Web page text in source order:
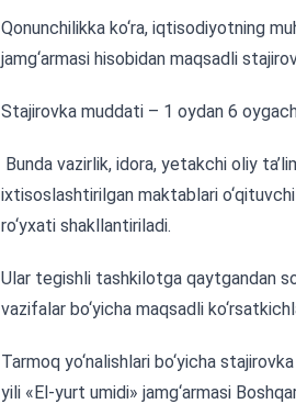
Qonunchilikka ko‘ra, iqtisodiyotning
jamg‘armasi hisobidan maqsadli
Stajirovka muddati – 1 oydan 6
Bunda vazirlik, idora, yetakchi oliy
ixtisoslashtirilgan maktablari
ro‘yxati shakllantiriladi.
Ular tegishli tashkilotga qaytgandan
vazifalar bo‘yicha maqsadli
Tarmoq yo‘nalishlari bo‘yicha
yili «El-yurt umidi» jamg‘armasi